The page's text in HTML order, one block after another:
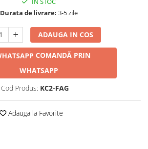
Durata de livrare: 3-5 zile
ADAUGA IN COS
COMANDĂ PRIN
WHATSAPP
Cod Produs: KC2-FAG
Adauga la Favorite